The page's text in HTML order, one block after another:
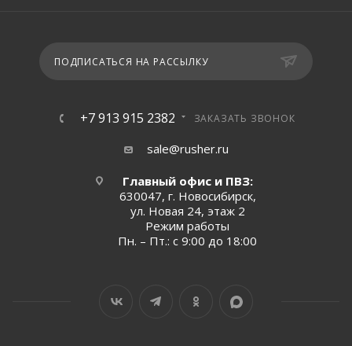
ПОДПИСАТЬСЯ НА РАССЫЛКУ
+7 913 915 2382 ЗАКАЗАТЬ ЗВОНОК
sale@rusher.ru
Главный офис и ПВЗ:
630047, г. Новосибирск,
ул. Новая 24, этаж 2
Режим работы
Пн. – Пт.: с 9:00 до 18:00